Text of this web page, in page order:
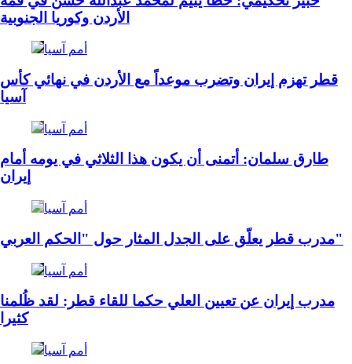
الأردن وكوريا الجنوبية
أمم آسيا
قطر تهزم إيران وتضرب موعداً مع الأردن في نهائي كأس
آسيا
أمم آسيا
طارق سلمان: أتمنى أن يكون هذا الثلاثي في يومه أمام
إيران
أمم آسيا
مدرب قطر يعلّق على الجدل المثار حول "الحكم العربي"
أمم آسيا
مدرب إيران عن تعيين العلي حكما للقاء قطر: لقد ظُلمنا
كثيرا
أمم آسيا